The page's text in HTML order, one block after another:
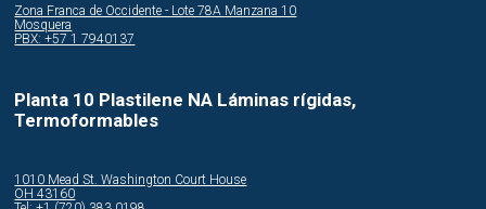
Zona Franca de Occidente - Lote 78A Manzana 10
Mosquera
PBX: +57 1 7940137
Planta 10 Plastilene NA Láminas rígidas,
Termoformables
1010 Mead St. Washington Court House
OH 43160